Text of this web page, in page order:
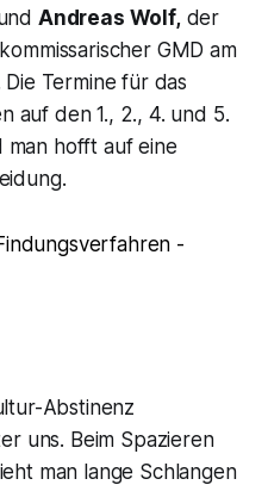
Andreas Wolf,der
GMD am
Die Termine für das
auf den 1., 2., 4. und 5.
man hofft auf eine
-
Abstinenz
uns. Beim Spazieren
man lange Schlangen